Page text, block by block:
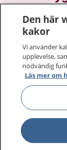
På 1177.se
sjukdomar
Logga in för
vårdärenden.
1177 ger dig
1177 på flera
Den här
kakor
Vi använder
upplevelse,
nödvändig
Läs mer om